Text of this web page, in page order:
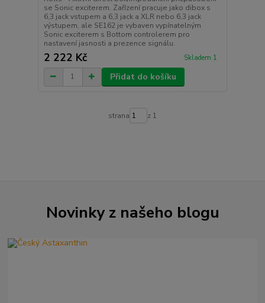
se Sonic exciterem. Zařízení pracuje jako dibox s
6,3 jack vstupem a 6,3 jack a XLR nebo 6,3 jack
výstupem, ale SE162 je vybaven vypínatelným
Sonic exciterem s Bottom controlerem pro
nastavení jasnosti a prezence signálu.
2 222 Kč Skladem 1
Přidat do košíku
strana z 1
Novinky z našeho blogu